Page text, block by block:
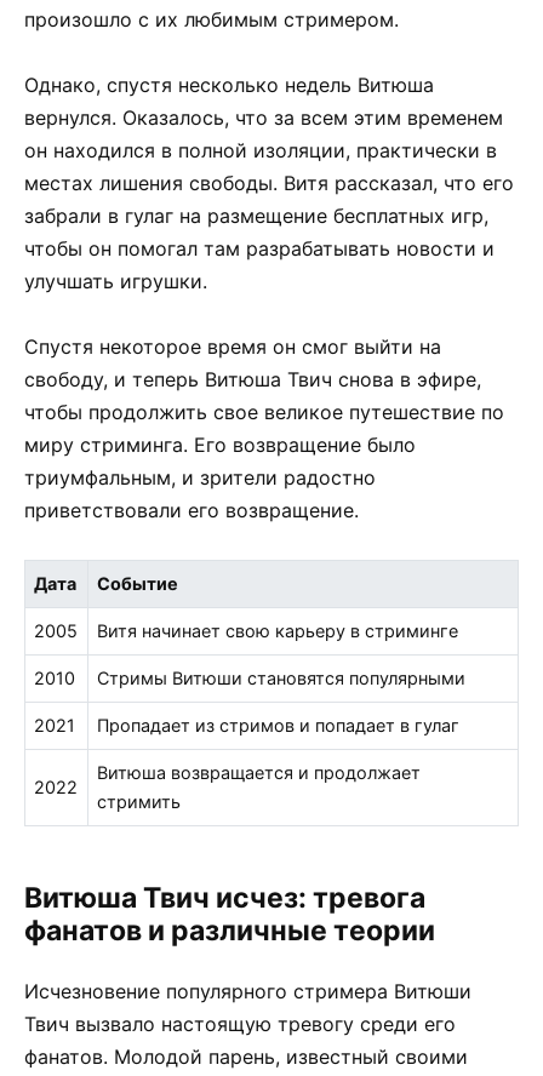
произошло с их любимым стримером.
Однако, спустя несколько недель Витюша
вернулся. Оказалось, что за всем этим временем
он находился в полной изоляции, практически в
местах лишения свободы. Витя рассказал, что его
забрали в гулаг на размещение бесплатных игр,
чтобы он помогал там разрабатывать новости и
улучшать игрушки.
Спустя некоторое время он смог выйти на
свободу, и теперь Витюша Твич снова в эфире,
чтобы продолжить свое великое путешествие по
миру стриминга. Его возвращение было
триумфальным, и зрители радостно
приветствовали его возвращение.
Дата Событие
2005 Витя начинает свою карьеру в стриминге
2010 Стримы Витюши становятся популярными
2021 Пропадает из стримов и попадает в гулаг
2022
Витюша возвращается и продолжает
стримить
Витюша Твич исчез: тревога
фанатов и различные теории
Исчезновение популярного стримера Витюши
Твич вызвало настоящую тревогу среди его
фанатов. Молодой парень, известный своими